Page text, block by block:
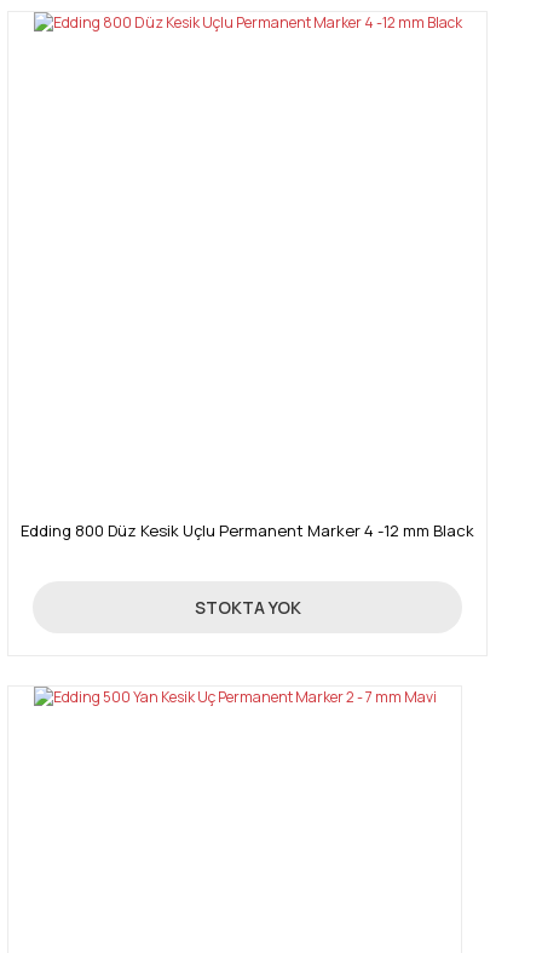
Edding 800 Düz Kesik Uçlu Permanent Marker 4 -12 mm Black
246,00 TL
STOKTA YOK